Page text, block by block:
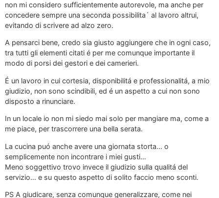
non mi considero sufficientemente autorevole, ma anche per
concedere sempre una seconda possibilita´ al lavoro altrui,
evitando di scrivere ad alzo zero.
A pensarci bene, credo sia giusto aggiungere che in ogni caso,
tra tutti gli elementi citati é per me comunque importante il
modo di porsi dei gestori e dei camerieri.
É un lavoro in cui cortesia, disponibilitá e professionalitá, a mio
giudizio, non sono scindibili, ed é un aspetto a cui non sono
disposto a rinunciare.
In un locale io non mi siedo mai solo per mangiare ma, come a
me piace, per trascorrere una bella serata.
La cucina puó anche avere una giornata storta… o
semplicemente non incontrare i miei gusti…
Meno soggettivo trovo invece il giudizio sulla qualitá del
servizio… e su questo aspetto di solito faccio meno sconti.
PS A giudicare, senza comunque generalizzare, come nei